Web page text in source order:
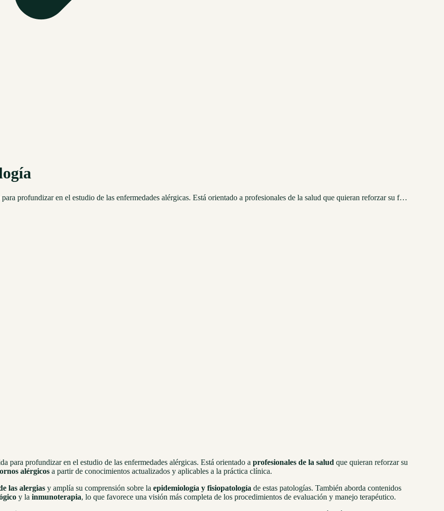
profundizar en el estudio de las enfermedades alérgicas. Está orientado a profesionales de la salud que quieran reforzar su f…
para profundizar en el estudio de las enfermedades alérgicas. Está orientado a profesionales de la salud que quieran reforzar su
alérgicos a partir de conocimientos actualizados y aplicables a la práctica clínica.
las alergias y amplía su comprensión sobre la epidemiología y fisiopatología de estas patologías. También aborda contenidos
y la inmunoterapia, lo que favorece una visión más completa de los procedimientos de evaluación y manejo terapéutico.